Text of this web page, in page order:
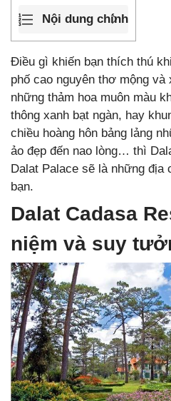
Nội dung chính
Điều gì khiến bạn thích thú
phố cao nguyên thơ mộng và
những thảm hoa muôn màu
thông xanh bạt ngàn, hay
chiều hoàng hôn bảng lảng
ảo đẹp đến nao lòng… thì
Dalat Palace sẽ là những địa
bạn.
Dalat Cadasa
niệm và suy